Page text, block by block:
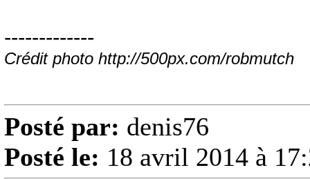
-------------
Crédit photo http://500px.com/robmutch
Posté par: denis76
Posté le: 18 avril 2014 à